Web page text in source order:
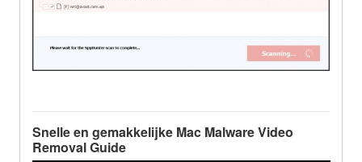
Snelle en gemakkelijke Mac Malware Video
Removal Guide